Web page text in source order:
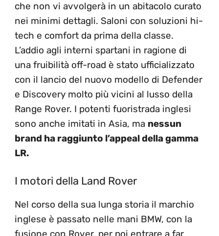
che non vi avvolgerà in un abitacolo curato
nei minimi dettagli. Saloni con soluzioni hi-
tech e comfort da prima della classe.
L’addio agli interni spartani in ragione di
una fruibilità off-road è stato ufficializzato
con il lancio del nuovo modello di Defender
e Discovery molto più vicini al lusso della
Range Rover. I potenti fuoristrada inglesi
sono anche imitati in Asia, ma nessun
brand ha raggiunto l’appeal della gamma
LR.
I motori della Land Rover
Nel corso della sua lunga storia il marchio
inglese è passato nelle mani BMW, con la
fusione con Rover, per poi entrare a far